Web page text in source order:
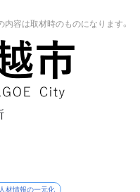
容は取材時のものになります。
人材情報の一元化